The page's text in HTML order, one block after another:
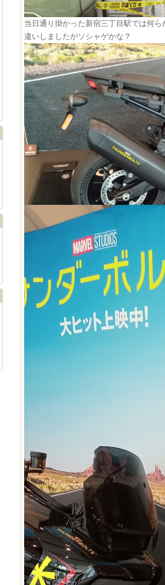
当日通り掛かった新宿三丁目駅では何
違いしましたがソシャゲかな？